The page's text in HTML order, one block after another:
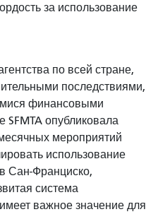
за использование
по всей стране,
последствиями,
финансовыми
SFMTA опубликовала
мероприятий
использование
Сан-Франциско,
система
важное значение для